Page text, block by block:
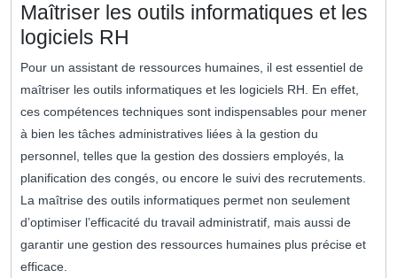
Maîtriser les outils informatiques et les
logiciels RH
Pour un assistant de ressources humaines, il est essentiel de
maîtriser les outils informatiques et les logiciels RH. En effet,
ces compétences techniques sont indispensables pour mener
à bien les tâches administratives liées à la gestion du
personnel, telles que la gestion des dossiers employés, la
planification des congés, ou encore le suivi des recrutements.
La maîtrise des outils informatiques permet non seulement
d’optimiser l’efficacité du travail administratif, mais aussi de
garantir une gestion des ressources humaines plus précise et
efficace.